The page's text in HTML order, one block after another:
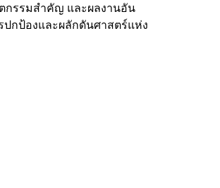
กรรมสำคัญ และผลงานอัน
กป้องและผลักดันศาสตร์แห่ง